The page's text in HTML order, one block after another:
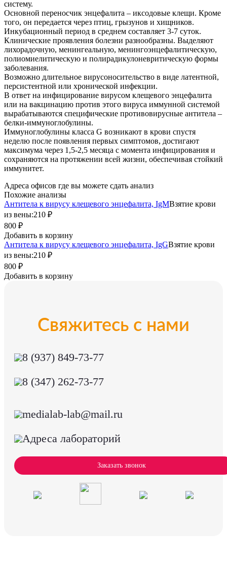
систему.
Основной переносчик энцефалита – иксодовые клещи. Кроме
того, он передается через птиц, грызунов и хищников.
Инкубационный период в среднем составляет 3-7 суток.
Клинические проявления болезни разнообразны. Выделяют
лихорадочную, менингеальную, менингоэнцефалитическую,
полиомиелитическую и полирадикулоневритическую формы
заболевания.
Возможно длительное вирусоносительство в виде латентной,
персистентной или хронической инфекции.
В ответ на инфицирование вирусом клещевого энцефалита
или на вакцинацию против этого вируса иммунной системой
вырабатываются специфические противовирусные антитела –
белки-иммуноглобулины.
Иммуноглобулины класса G возникают в крови спустя
неделю после появления первых симптомов, достигают
максимума через 1,5-2,5 месяца с момента инфицирования и
сохраняются на протяжении всей жизни, обеспечивая стойкий
иммунитет.
Адреса офисов где вы можете сдать анализ
Похожие анализы
Антитела к вирусу клещевого энцефалита, IgMВзятие крови
из вены:210 ₽
800 ₽
Добавить в корзину
Антитела к вирусу клещевого энцефалита, IgGВзятие крови
из вены:210 ₽
800 ₽
Добавить в корзину
Свяжитесь с нами
8 (937) 849-73-77
8 (347) 262-73-77
medialab-lab@mail.ru
Адреса лабораторий
Заказать звонок